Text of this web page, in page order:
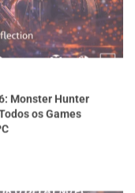
Monster Hunter
os Games